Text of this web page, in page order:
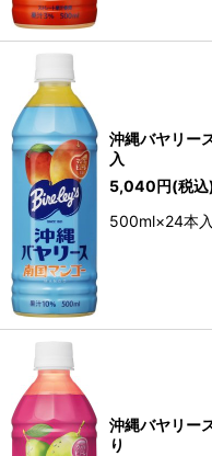
沖縄バヤリ
入
5,040円(税込
500ml×24本
沖縄バヤリ
り